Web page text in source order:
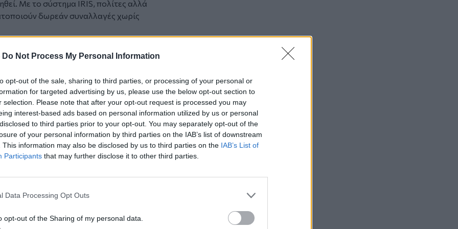
Do Not Process My Personal Information
opt-out of the sale, sharing to third parties, or processing of your personal or
for targeted advertising by us, please use the below opt-out section to
selection. Please note that after your opt-out request is processed you may
interest-based ads based on personal information utilized by us or personal
to third parties prior to your opt-out. You may separately opt-out of the
of your personal information by third parties on the IAB’s list of downstream
This information may also be disclosed by us to third parties on the IAB’s List of
Participants that may further disclose it to other third parties.
Data Processing Opt Outs
opt-out of the Sharing of my personal data.
Με το σύστημα IRIS, πολίτες αλλά
δωρεάν συναλλαγές χωρίς
έχουν ήδη γίνει πάνω από
δισεκατομμυρίων ευρώ, με
χρεών για τους οφειλέτες. Με τα μέτρα
το όριο ένταξης στον
ευρώ ώστε να ωφεληθούν και
Και τέλος, για πρώτη φορά, οφειλέτες
πλατφόρμα του εξωδικαστικού
την κύρια κατοικία τους από την
ως μια ουσιαστική ‘δεύτερη ευκαιρία’
εκπρόσωπος.
ηθικού φραγμού που τον
περιφερόμενος κίνδυνος για τη
συζήτηση για το παρελθόν. Η μόνη
να αναλογιζόμαστε κάθε φορά
μας έχουν επιλέξει για να
22:39
Βρετανία: Κατά συρροή δολοφόνος
καταδικάστηκε για δύο δολοφονίες